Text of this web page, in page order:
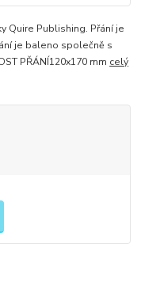
Quire Publishing. Přání je
je baleno společně s
PŘÁNÍ120x170 mm celý